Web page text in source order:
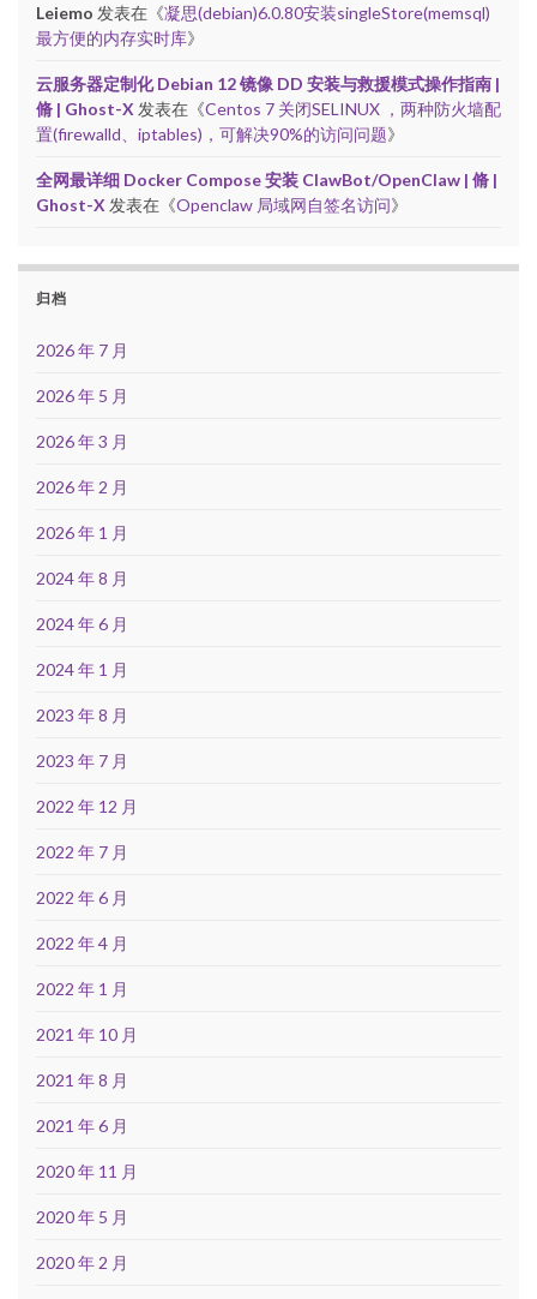
Leiemo 发表在《凝思(debian)6.0.80安装singleStore(memsql)
最方便的内存实时库》
云服务器定制化 Debian 12 镜像 DD 安装与救援模式操作指南 |
脩 | Ghost-X 发表在《Centos 7 关闭SELINUX ，两种防火墙配
置(firewalld、iptables)，可解决90%的访问问题》
全网最详细 Docker Compose 安装 ClawBot/OpenClaw | 脩 |
Ghost-X 发表在《Openclaw 局域网自签名访问》
归档
2026 年 7 月
2026 年 5 月
2026 年 3 月
2026 年 2 月
2026 年 1 月
2024 年 8 月
2024 年 6 月
2024 年 1 月
2023 年 8 月
2023 年 7 月
2022 年 12 月
2022 年 7 月
2022 年 6 月
2022 年 4 月
2022 年 1 月
2021 年 10 月
2021 年 8 月
2021 年 6 月
2020 年 11 月
2020 年 5 月
2020 年 2 月